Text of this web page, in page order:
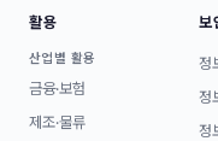
활용
산업별 활용
금융·보험
제조·물류
보
정
정
정